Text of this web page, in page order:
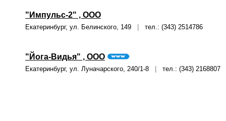
"Импульс-2" , ООО
Екатеринбург, ул. Белинского, 149 тел.: (343) 2514786
"Йога-Видья" , ООО
Екатеринбург, ул. Луначарского, 240/1-8 тел.: (343) 2168807